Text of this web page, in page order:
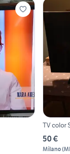
TV color
50 €
Milano(MI